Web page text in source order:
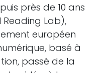
près de 10 ans
Lab),
européen
basé à
passé de la